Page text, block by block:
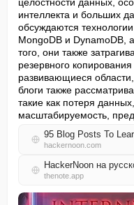
интеллекта и больших
обсуждаются
MongoDB и DynamoDB,
того, они также
резервного
развивающиеся
блоги также
такие как потеря
масштабируемость,
95 Blog Posts To
hackernoon.com
HackerNoon на
thenote.app